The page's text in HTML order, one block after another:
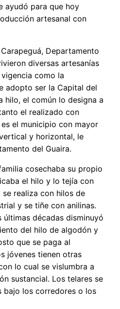
ayudó para que hoy
artesanal con
Departamento
diversas artesanías
como la
adopto ser la Capital del
hilo, el común lo designa a
el realizado con
el municipio con mayor
y horizontal, le
del Guaira.
cosechaba su propio
el hilo y lo tejía con
realiza con hilos de
y se tiñe con anilinas.
últimas décadas disminuyó
del hilo de algodón y
que se paga al
jóvenes tienen otras
lo cual se vislumbra a
sustancial. Los telares se
bajo los corredores o los